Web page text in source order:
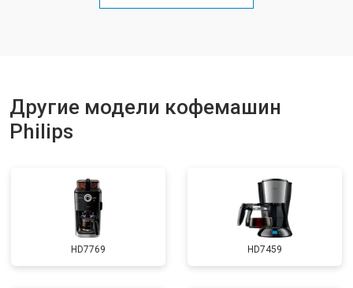
Другие модели кофемашин
Philips
HD7769 HD7459